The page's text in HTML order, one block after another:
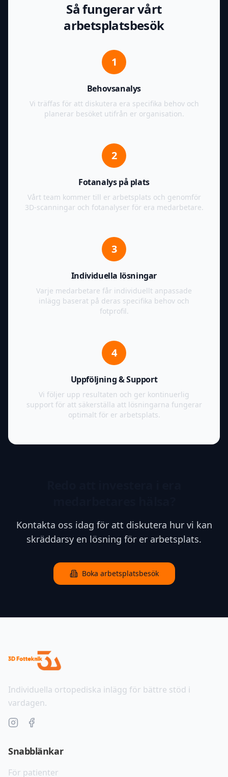
Så fungerar vårt
arbetsplatsbesök
1
Behovsanalys
Vi träffas för att diskutera era specifika behov och
planerar besöket utifrån er organisation.
2
Fotanalys på plats
Vårt team kommer till er arbetsplats och genomför
3D-scanningar och fotanalyser för era medarbetare.
3
Individuella lösningar
Varje medarbetare får individuellt anpassade
inlägg baserat på deras specifika behov och
fotprofil.
4
Uppföljning & Support
Vi följer upp resultaten och ger kontinuerlig
support för att säkerställa att lösningarna fungerar
optimalt för er arbetsplats.
Kontakta oss idag för att diskutera hur vi kan
skräddarsy en lösning för er arbetsplats.
Boka arbetsplatsbesök
Individuella ortopediska inlägg för bättre stöd i
vardagen.
Snabblänkar
För patienter